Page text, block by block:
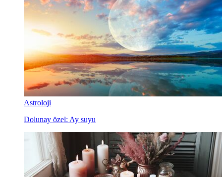
Astroloji
Dolunay özel: Ay suyu